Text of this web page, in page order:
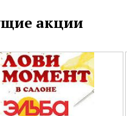
в подарок и
на кровати
всю мебель + сборка в
в подарок за друзей
за покупку мебели
рассрочка
хранение до 12 месяцев
акции